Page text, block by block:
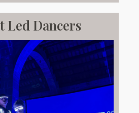
Led Dancers